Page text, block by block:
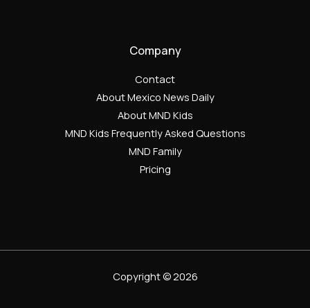
Company
Contact
About Mexico News Daily
About MND Kids
MND Kids Frequently Asked Questions
MND Family
Pricing
Copyright © 2026